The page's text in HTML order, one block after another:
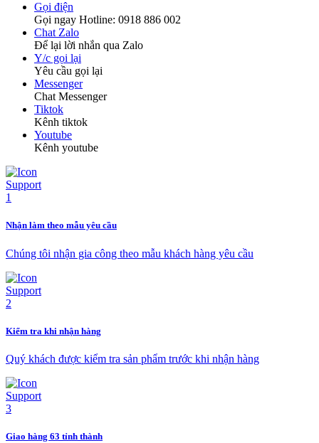
Gọi điện
Gọi ngay Hotline: 0918 886 002
Chat Zalo
Để lại lời nhắn qua Zalo
Y/c gọi lại
Yêu cầu gọi lại
Messenger
Chat Messenger
Tiktok
Kênh tiktok
Youtube
Kênh youtube
Nhận làm theo mẫu yêu cầu
Chúng tôi nhận gia công theo mẫu khách hàng yêu cầu
Kiểm tra khi nhận hàng
Quý khách được kiểm tra sản phẩm trước khi nhận hàng
Giao hàng 63 tỉnh thành